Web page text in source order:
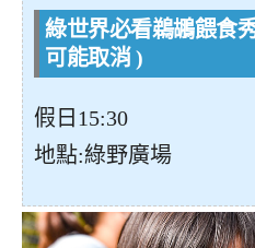
綠世界必看鵜鶘餵食
可能取消 )
假日15:30
地點:綠野廣場